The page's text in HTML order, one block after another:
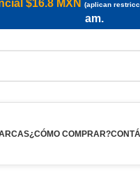
$16.8 MXN (aplican
am.
¿CÓMO COMPRAR?